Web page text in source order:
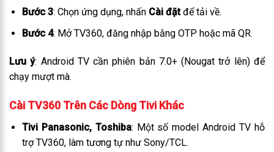
Bước 3: Chọn ứng dụng, nhấn Cài đặtđể tải về.
Bước 4: Mở TV360, đăng nhập bằng OTP hoặc mã QR.
Lưu ý: Android TV cần phiên bản 7.0+ (Nougat trở lên) để
chạy mượt mà.
Cài TV360 Trên Các Dòng Tivi Khác
Tivi Panasonic, Toshiba: Một số model Android TV hỗ
trợ TV360, làm tương tự như Sony/TCL.